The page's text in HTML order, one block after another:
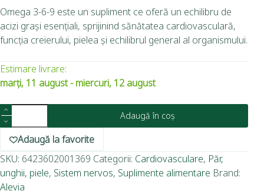
Omega 3-6-9 este un supliment ce oferă un echilibru de
acizi grași esențiali, sprijinind sănătatea cardiovasculară,
funcția creierului, pielea și echilibrul general al organismului.
Estimare livrare:
marți, 11 august - miercuri, 12 august
Adaugă în coș
Adaugă la favorite
SKU: 6423602001369 Categorii: Cardiovasculare, Păr,
unghii, piele, Sistem nervos, Suplimente alimentare Brand:
Alevia